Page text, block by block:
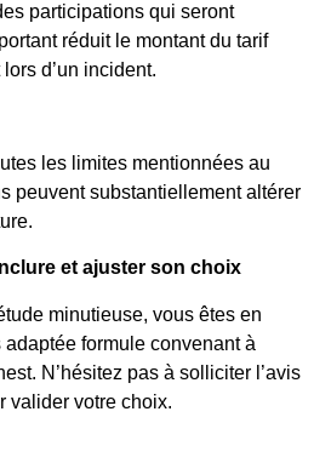
participations qui seront
réduit le montant du tarif
d’un incident.
les limites mentionnées au
peuvent substantiellement altérer
et ajuster son choix
minutieuse, vous êtes en
formule convenant à
N’hésitez pas à solliciter l’avis
valider votre choix.